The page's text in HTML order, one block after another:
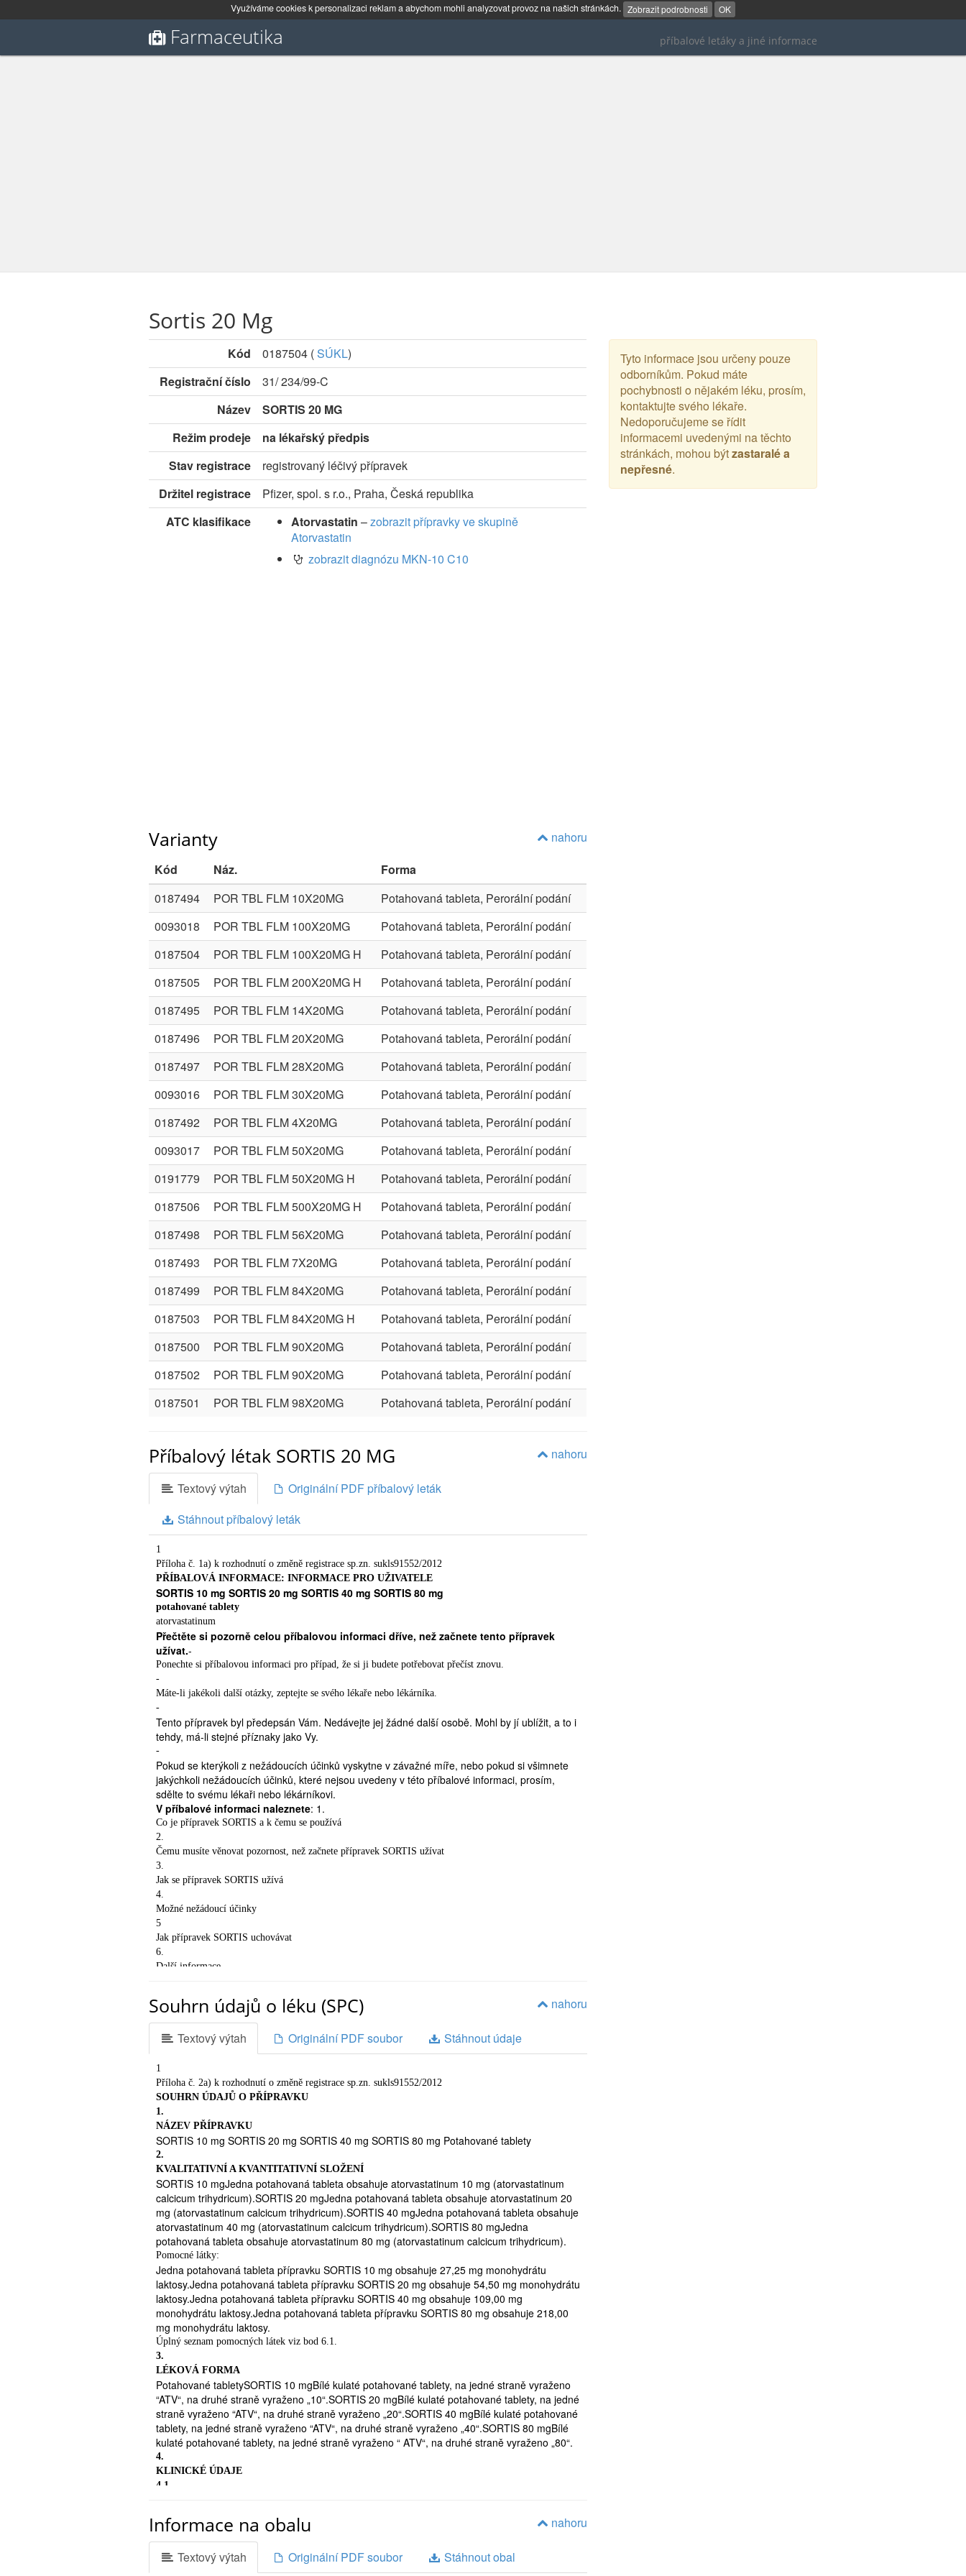
Využíváme cookies k personalizaci reklam a abychom mohli analyzovat provoz na našich stránkách. Zobrazit podrobnosti OK
příbalové letáky a jiné informace
Farmaceutika
Sortis 20 Mg
Kód 0187504 (SÚKL)
Registrační číslo
31/ 234/99-C
Název
SORTIS 20 MG
Režim prodeje
na lékařský předpis
Stav registrace
registrovaný léčivý přípravek
Držitel registrace
Pfizer, spol. s r.o., Praha, Česká republika
ATC klasifikace
Atorvastatin –zobrazit přípravky ve skupině
Atorvastatin
zobrazit diagnózu MKN-10 C10
nahoru
Varianty
Kód Náz.
Forma
0187494
POR TBL FLM 10X20MG
Potahovaná tableta, Perorální podání
0093018
POR TBL FLM 100X20MG
Potahovaná tableta, Perorální podání
0187504
POR TBL FLM 100X20MG H
Potahovaná tableta, Perorální podání
0187505
POR TBL FLM 200X20MG H
Potahovaná tableta, Perorální podání
0187495
POR TBL FLM 14X20MG
Potahovaná tableta, Perorální podání
0187496
POR TBL FLM 20X20MG
Potahovaná tableta, Perorální podání
0187497
POR TBL FLM 28X20MG
Potahovaná tableta, Perorální podání
0093016
POR TBL FLM 30X20MG
Potahovaná tableta, Perorální podání
0187492
POR TBL FLM 4X20MG
Potahovaná tableta, Perorální podání
0093017
POR TBL FLM 50X20MG
Potahovaná tableta, Perorální podání
0191779
POR TBL FLM 50X20MG H
Potahovaná tableta, Perorální podání
0187506
POR TBL FLM 500X20MG H
Potahovaná tableta, Perorální podání
0187498
POR TBL FLM 56X20MG
Potahovaná tableta, Perorální podání
0187493
POR TBL FLM 7X20MG
Potahovaná tableta, Perorální podání
0187499
POR TBL FLM 84X20MG
Potahovaná tableta, Perorální podání
0187503
POR TBL FLM 84X20MG H
Potahovaná tableta, Perorální podání
0187500
POR TBL FLM 90X20MG
Potahovaná tableta, Perorální podání
0187502
POR TBL FLM 90X20MG
Potahovaná tableta, Perorální podání
0187501
POR TBL FLM 98X20MG Potahovaná tableta, Perorální podání
nahoru
Příbalový létak SORTIS 20 MG
Textový výtah
Originální PDF příbalový leták
Stáhnout příbalový leták
1
Příloha č. 1a) k rozhodnutí o změně registrace sp.zn. sukls91552/2012
PŘÍBALOVÁ INFORMACE: INFORMACE PRO UŽIVATELE
SORTIS 10 mg SORTIS 20 mg SORTIS 40 mg SORTIS 80 mg
potahované tablety
atorvastatinum
Přečtěte si pozorně celou příbalovou informaci dříve, než začnete tento přípravek
užívat.-
Ponechte si příbalovou informaci pro případ, že si ji budete potřebovat přečíst znovu.
-
Máte-li jakékoli další otázky, zeptejte se svého lékaře nebo lékárníka.
-
Tento přípravek byl předepsán Vám. Nedávejte jej žádné další osobě. Mohl by jí ublížit, a to i
tehdy, má-li stejné příznaky jako Vy.
-
Pokud se kterýkoli z nežádoucích účinků vyskytne v závažné míře, nebo pokud si všimnete
jakýchkoli nežádoucích účinků, které nejsou uvedeny v této příbalové informaci, prosím,
sdělte to svému lékaři nebo lékárníkovi.
V příbalové informaci naleznete: 1.
Co je přípravek SORTIS a k čemu se používá
2.
Čemu musíte věnovat pozornost, než začnete přípravek SORTIS užívat
3.
Jak se přípravek SORTIS užívá
4.
Možné nežádoucí účinky
5
Jak přípravek SORTIS uchovávat
6.
Další informace
SORTIS patří do skupiny léků známých jako statiny, což jsou léky které upravují hladinu lipidů
(tuků) v těle.
SORTIS se užívá ke snížení hladiny krevních tuků - cholesterolu a triglyceridů v případě, že
jiná opatření jako změna dietního režimu a způsobu života (tělesné cvičení, snížení tělesné
hmotnosti) nebyla dostatečně účinná. Přípravek SORTIS se může užívat také ke snížení
rizika onemocnění srdce dokonce i tehdy, máte-li hladiny cholesterolu na normálních
hodnotách. Ve standardní nízkocholesterolové dietě by se mělo pokračovat i během léčby.
2.
ČEMU MUSÍTE VĚNOVAT POZORNOST, NEŽ ZAČNETE SORTIS UŽÍVAT
Neužívejte přípravek SORTIS 
jestliže jste alergický/á (přecitlivělý/á) na přípravek SORTIS nebo na jakýkoliv podobný léčivý
přípravek používaný ke snížení krevních tuků nebo na jakoukoliv složku tohoto přípravku –
podrobnosti viz Kapitola 6

jestliže máte nebo jste někdy měl/a onemocnění mající vliv na játra

jestliže jste měl/a neobjasněné abnormální hodnoty jaterních testů

jestliže jste žena v reprodukčním věku a nepoužíváte vhodnou antikoncepci

jestliže jste těhotná nebo těhotenství v nejbližší době plánujete,

jestliže kojíte.
Zvláštní opatrnosti při použití přípravku SORTIS je zapotřebí
přípravek SORTIS nemusí být vhodný, jsou následující:-
jestliže jste prodělal/a cévní mozkovou příhodu s krvácením do mozku, jako důsledek
prodělané cévní mozkové příhody máte v mozku malé váčky s tekutinou
-
jestliže máte problémy s ledvinami
-
jestliže máte sníženou funkci štítné žlázy (hypothyroidismus)
-
jestliže máte opakované nebo neobjasněné bolesti svalů, nebo vyskytlo-li se u Vás
jestliže jste prodělal/a toxické poškození svalů při užívání léků snižujících hladinu tuků v krvi (např.
jestliže pravidelně konzumujete velké množství alkoholu
nahoru
Souhrn údajů o léku (SPC)
Textový výtah Originální PDF soubor Stáhnout údaje
1
Příloha č. 2a) k rozhodnutí o změně registrace sp.zn. sukls91552/2012
SOUHRN ÚDAJŮ O PŘÍPRAVKU
1.
NÁZEV PŘÍPRAVKU
SORTIS 10 mg SORTIS 20 mg SORTIS 40 mg SORTIS 80 mg Potahované tablety
2.
KVALITATIVNÍ A KVANTITATIVNÍ SLOŽENÍ
SORTIS 10 mgJedna potahovaná tableta obsahuje atorvastatinum 10 mg (atorvastatinum
calcicum trihydricum).SORTIS 20 mgJedna potahovaná tableta obsahuje atorvastatinum 20
mg (atorvastatinum calcicum trihydricum).SORTIS 40 mgJedna potahovaná tableta obsahuje
atorvastatinum 40 mg (atorvastatinum calcicum trihydricum).SORTIS 80 mgJedna
potahovaná tableta obsahuje atorvastatinum 80 mg (atorvastatinum calcicum trihydricum).
Pomocné látky:
Jedna potahovaná tableta přípravku SORTIS 10 mg obsahuje 27,25 mg monohydrátu
laktosy.Jedna potahovaná tableta přípravku SORTIS 20 mg obsahuje 54,50 mg monohydrátu
laktosy.Jedna potahovaná tableta přípravku SORTIS 40 mg obsahuje 109,00 mg
monohydrátu laktosy.Jedna potahovaná tableta přípravku SORTIS 80 mg obsahuje 218,00
mg monohydrátu laktosy.
Úplný seznam pomocných látek viz bod 6.1.
3.
LÉKOVÁ FORMA
Potahované tabletySORTIS 10 mgBílé kulaté potahované tablety, na jedné straně vyraženo
“ATV“, na druhé straně vyraženo „10“.SORTIS 20 mgBílé kulaté potahované tablety, na jedné
straně vyraženo “ATV“, na druhé straně vyraženo „20“.SORTIS 40 mgBílé kulaté potahované
tablety, na jedné straně vyraženo “ATV“, na druhé straně vyraženo „40“.SORTIS 80 mgBílé
kulaté potahované tablety, na jedné straně vyraženo “ ATV“, na druhé straně vyraženo „80“.
4.
KLINICKÉ ÚDAJE
4.1
SORTIS je indikován jako doplněk k dietě ke snížení zvýšené hladiny celkového cholesterolu
(TC), LDL-cholesterolu (LDL-C), apolipoproteinu B a hladiny triacylglycerolů u dospělých,
dospívajících a
nahoru
Informace na obalu
Textový výtah Originální PDF soubor Stáhnout obal
Tyto informace jsou určeny pouze
odborníkům. Pokud máte
pochybnosti o nějakém léku, prosím,
kontaktujte svého lékaře.
Nedoporučujeme se řídit
informacemi uvedenými na těchto
stránkách, mohou býtzastaralé a
nepřesné.